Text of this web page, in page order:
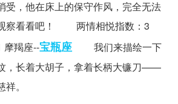
受，他在床上的保守作风，完全无法
观察看看吧！ 两情相悦指数：3
摩羯座--宝瓶座 我们来描绘一下
，长着大胡子，拿着长柄大镰刀——
。